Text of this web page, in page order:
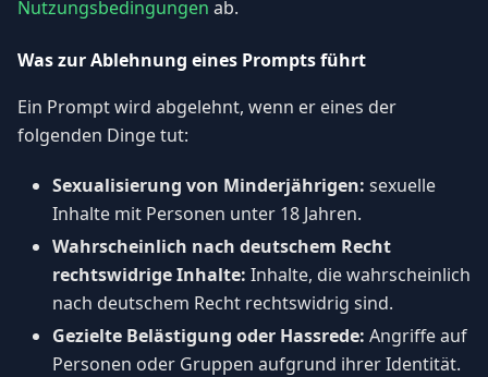
Nutzungsbedingungen ab.
Was zur Ablehnung eines Prompts führt
Ein Prompt wird abgelehnt, wenn er eines der
folgenden Dinge tut:
Sexualisierung von Minderjährigen: sexuelle
Inhalte mit Personen unter 18 Jahren.
Wahrscheinlich nach deutschem Recht
rechtswidrige Inhalte: Inhalte, die wahrscheinlich
nach deutschem Recht rechtswidrig sind.
Gezielte Belästigung oder Hassrede: Angriffe auf
Personen oder Gruppen aufgrund ihrer Identität.